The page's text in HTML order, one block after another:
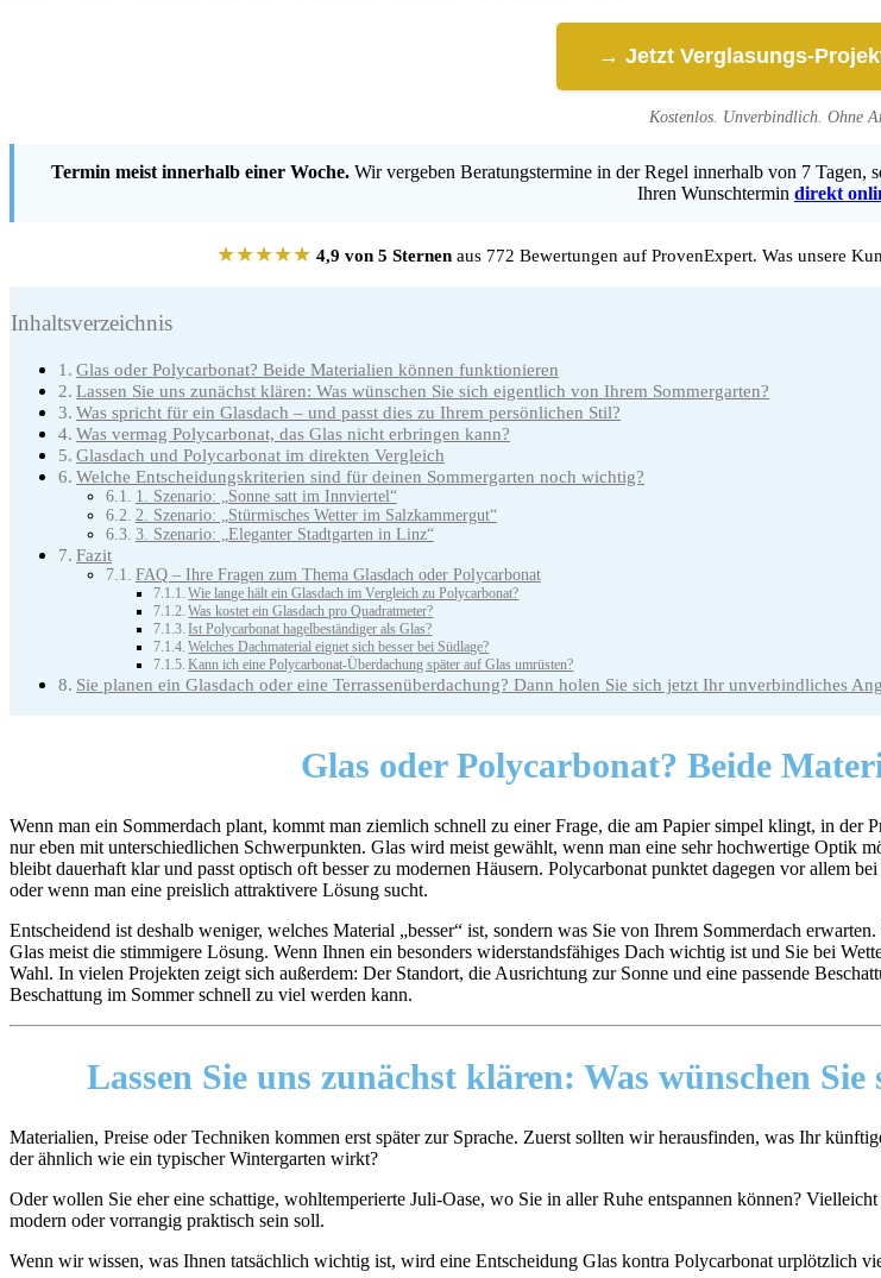
→ Jetzt Verglasungs-
Kostenlos. Unverbindlich. Ohne
Termin meist innerhalb einer Woche.Wir vergeben Beratungstermine in der Regel innerhalb von 7 Tagen,
Ihren Wunschtermin direkt
★★★★★ 4,9 von 5 Sternen aus 772 Bewertungen auf ProvenExpert. Was unsere
Inhaltsverzeichnis
Glas oder Polycarbonat? Beide Materialien können funktionieren
Lassen Sie uns zunächst klären: Was wünschen Sie sich eigentlich von Ihrem Sommergarten?
Was spricht für ein Glasdach – und passt dies zu Ihrem persönlichen Stil?
Was vermag Polycarbonat, das Glas nicht erbringen kann?
Glasdach und Polycarbonat im direkten Vergleich
Welche Entscheidungskriterien sind für deinen Sommergarten noch wichtig?
1. Szenario: „Sonne satt im Innviertel“
2. Szenario: „Stürmisches Wetter im Salzkammergut“
3. Szenario: „Eleganter Stadtgarten in Linz“
Fazit
FAQ – Ihre Fragen zum Thema Glasdach oder Polycarbonat
Wie lange hält ein Glasdach im Vergleich zu Polycarbonat?
Was kostet ein Glasdach pro Quadratmeter?
Ist Polycarbonat hagelbeständiger als Glas?
Welches Dachmaterial eignet sich besser bei Südlage?
Kann ich eine Polycarbonat-Überdachung später auf Glas umrüsten?
Sie planen ein Glasdach oder eine Terrassenüberdachung? Dann holen Sie sich jetzt Ihr unverbindliches
Glas oder Polycarbonat? Beide
Wenn man ein Sommerdach plant, kommt man ziemlich schnell zu einer Frage, die am Papier simpel klingt, in der
nur eben mit unterschiedlichen Schwerpunkten. Glas wird meist gewählt, wenn man eine sehr hochwertige
bleibt dauerhaft klar und passt optisch oft besser zu modernen Häusern. Polycarbonat punktet dagegen vor allem
oder wenn man eine preislich attraktivere Lösung sucht.
Entscheidend ist deshalb weniger, welches Material „besser“ ist, sondern was Sie von Ihrem Sommerdach
Glas meist die stimmigere Lösung. Wenn Ihnen ein besonders widerstandsfähiges Dach wichtig ist und Sie bei
Wahl. In vielen Projekten zeigt sich außerdem: Der Standort, die Ausrichtung zur Sonne und eine passende
Beschattung im Sommer schnell zu viel werden kann.
Lassen Sie uns zunächst klären: Was wünschen
Materialien, Preise oder Techniken kommen erst später zur Sprache. Zuerst sollten wir herausfinden, was Ihr
der ähnlich wie ein typischer Wintergarten wirkt?
Oder wollen Sie eher eine schattige, wohltemperierte Juli-Oase, wo Sie in aller Ruhe entspannen können?
modern oder vorrangig praktisch sein soll.
Wenn wir wissen, was Ihnen tatsächlich wichtig ist, wird eine Entscheidung Glas kontra Polycarbonat urplötzlich